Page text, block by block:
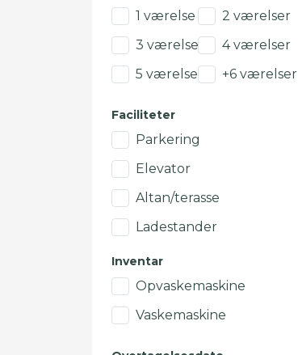
1 værelse
2 værelser
3 værelser
4 værelser
5 værelser
+6 værelser
Faciliteter
Parkering
Elevator
Altan/terasse
Ladestander
Inventar
Opvaskemaskine
Vaskemaskine